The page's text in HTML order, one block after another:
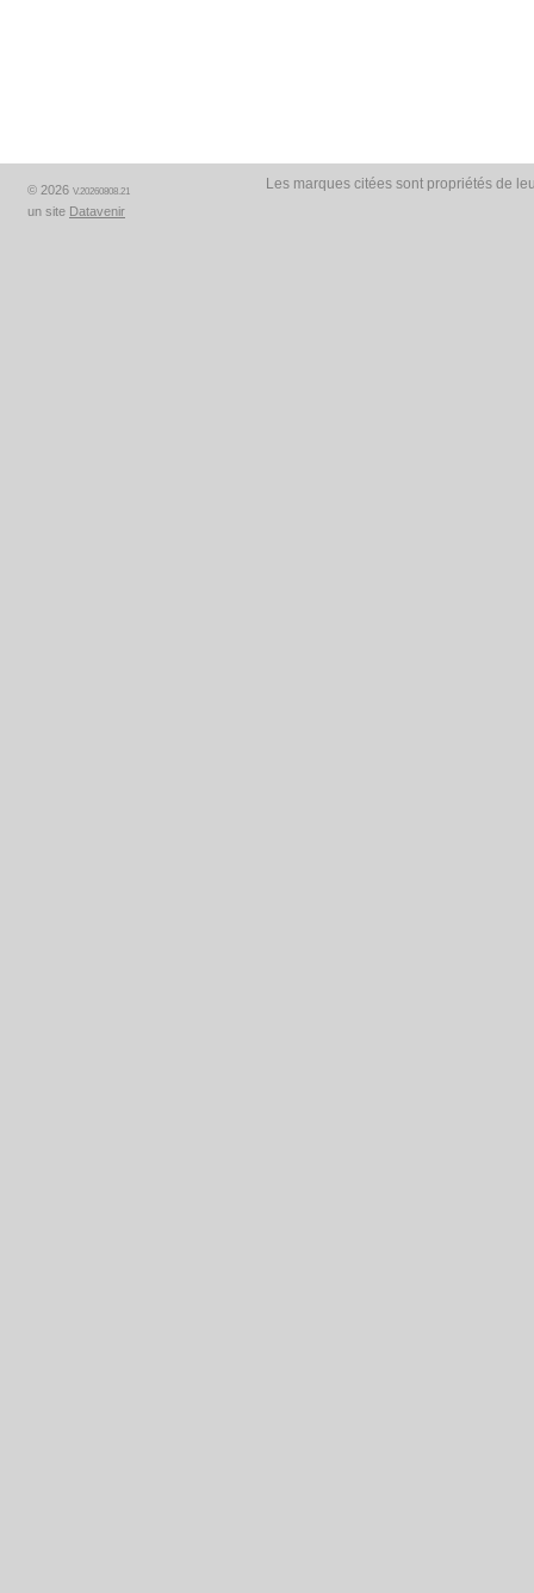
© 2026 V.20260808.21
un site Datavenir
Les marques citées sont propriétés de